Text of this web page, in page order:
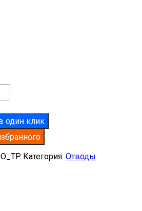
один клик
Категория: Отводы